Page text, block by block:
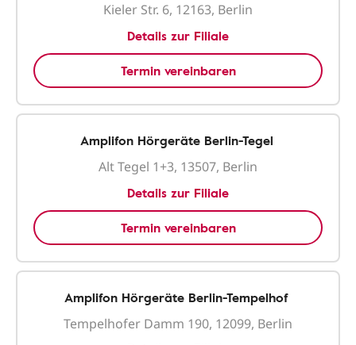
Kieler Str. 6, 12163, Berlin
Details zur Filiale
Termin vereinbaren
Amplifon Hörgeräte Berlin-Tegel
Alt Tegel 1+3, 13507, Berlin
Details zur Filiale
Termin vereinbaren
Amplifon Hörgeräte Berlin-Tempelhof
Tempelhofer Damm 190, 12099, Berlin